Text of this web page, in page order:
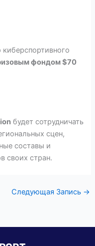
фондом $70
будет сотрудничать
сцен,
составы и
своих стран.
Следующая Запись →